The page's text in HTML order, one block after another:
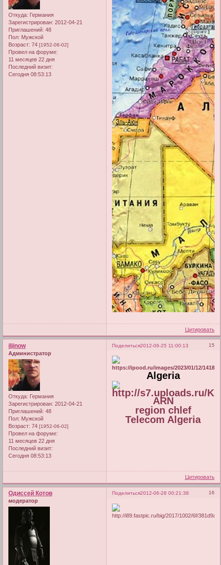
Откуда: Германия
Зарегистрирован: 2012-04-21
Приглашений: 48
Пол: Мужской
Возраст: 74 [1952-06-02]
Провел на форуме:
11 месяцев 22 дня
Последний визит:
Сегодня 08:53:13
Цитировать
Поделиться 15
2012-06-25 11:00:13
iljinow
Администратор
Откуда: Германия
Зарегистрирован: 2012-04-21
Приглашений: 48
Пол: Мужской
Возраст: 74 [1952-06-02]
Провел на форуме:
11 месяцев 22 дня
Последний визит:
Сегодня 08:53:13
Algeria
ARN
region chlef
Telecom Algeria
Цитировать
Поделиться 16
2012-06-28 00:21:38
Одиссей Котов
модератор